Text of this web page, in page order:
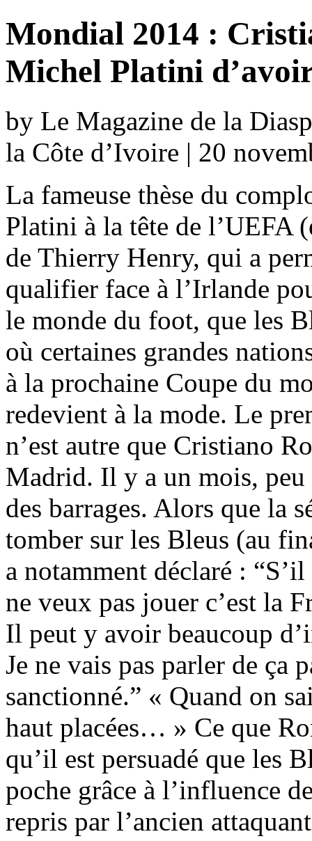
Mondial 2014 :
Michel Platini
by Le Magazine de la
la Côte d’Ivoire | 20
La fameuse thèse du
Platini à la tête de l’UEFA
de Thierry Henry, qui a
qualifier face à l’Irlande
le monde du foot, que les
où certaines grandes
à la prochaine Coupe du
redevient à la mode. Le
n’est autre que Cristiano
Madrid. Il y a un mois, peu
des barrages. Alors que la
tomber sur les Bleus (au
a notamment déclaré :
ne veux pas jouer c’est la
Il peut y avoir beaucoup
Je ne vais pas parler de ça
sanctionné.” « Quand on
haut placées… » Ce que
qu’il est persuadé que les
poche grâce à l’influence
repris par l’ancien